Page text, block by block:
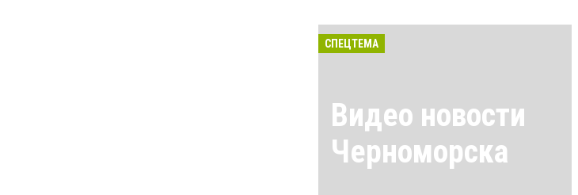
СПЕЦТЕМА
Видео новости
Черноморска